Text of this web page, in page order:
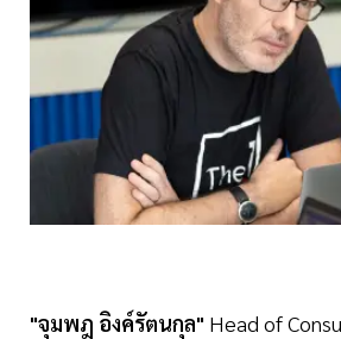
"จุมพฎ อิงค์รัตนกุล" Head of